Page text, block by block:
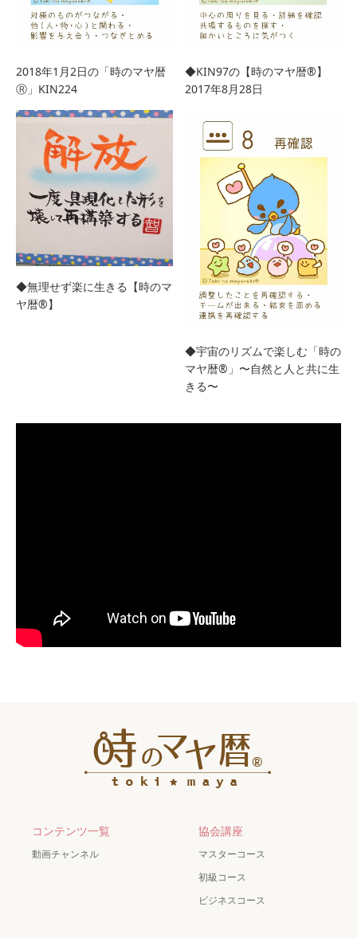
2018年1月2日の「時のマヤ暦
Ⓡ」KIN224
◆KIN97の【時のマヤ暦®︎】
2017年8月28日
◆無理せず楽に生きる【時のマ
ヤ暦®︎】
◆宇宙のリズムで楽しむ「時の
マヤ暦®︎」〜自然と人と共に生
きる〜
コンテンツ一覧
動画チャンネル
協会講座
マスターコース
初級コース
ビジネスコース